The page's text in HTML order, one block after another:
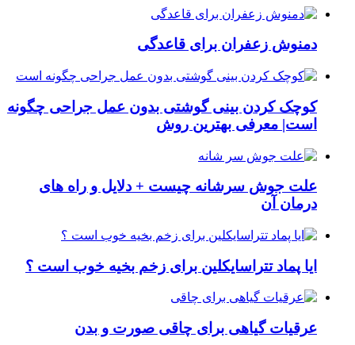
دمنوش زعفران برای قاعدگی
کوچک کردن بینی گوشتی بدون عمل جراحی چگونه
است| معرفی بهترین روش
علت جوش سرشانه چیست + دلایل و راه های
درمان آن
ایا پماد تتراسایکلین برای زخم بخیه خوب است ؟
عرقیات گیاهی برای چاقی صورت و بدن